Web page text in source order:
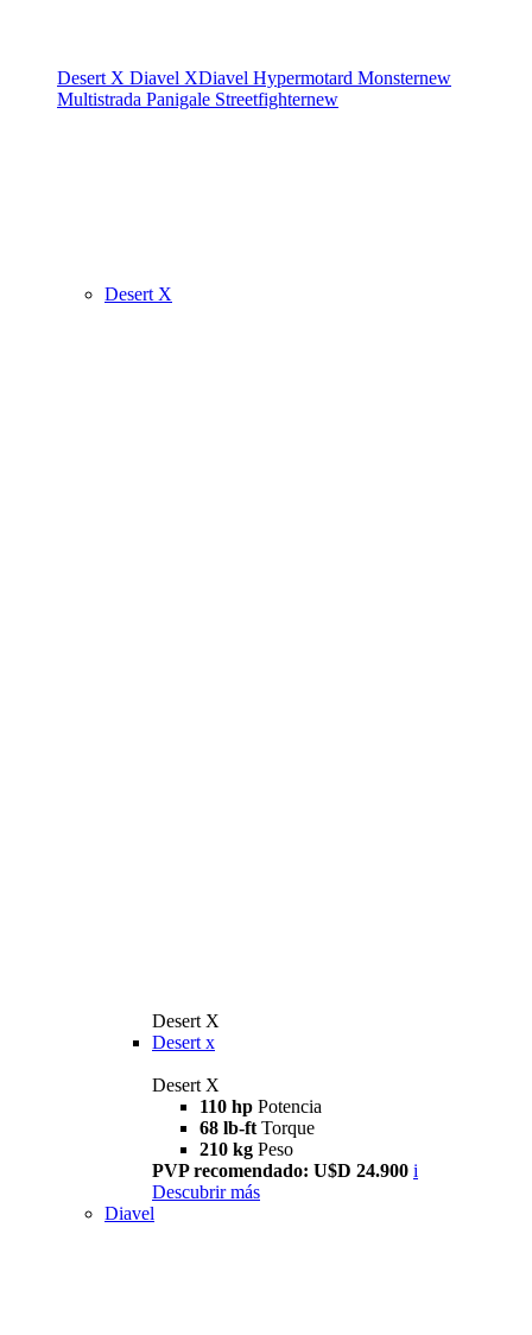
Desert X Diavel XDiavel Hypermotard Monsternew
Multistrada Panigale Streetfighternew
Desert X
Desert X
Desert x
Desert X
110 hp Potencia
68 lb-ft Torque
210 kg Peso
PVP recomendado: U$D 24.900 i
Descubrir más
Diavel